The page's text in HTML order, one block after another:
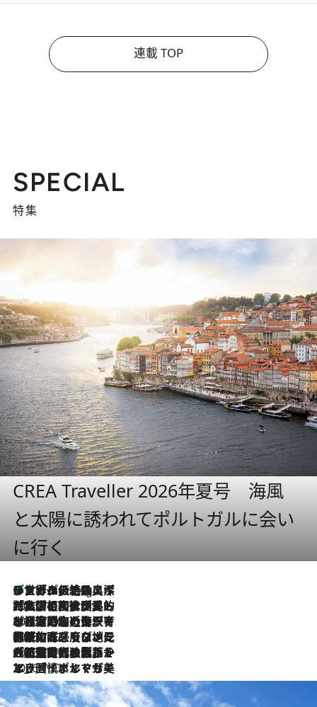
連載 TOP
SPECIAL
特集
CREA Traveller 2026年夏号 海風
と太陽に誘われてポルトガルに会い
に行く
11 Hours Ago
リスボンの絶品スイーツ「パステル・デ・ナタ」とは？ポルトガル伝統の奥深い世界へ
2026.7.27
「私の祖国はポルトガル語です」国民的詩人フェルナンド・ペソアと、彼が愛した文学の街を歩く
2026.7.26
ポルトガル近海が育む極上の海の幸。キリリと冷えた白ワインと愉しむ、シーフード専門店の贅沢
2026.7.22
伝統の味をモダンに昇華。高感度な地元客が集う、リスボンの最旬ガストロノミー
2026.7.21
大航海時代の栄華から、震災、独裁、そして革命へ。ポルトガル・首都リスボンの石畳に刻まれた「歴史の光と影」
2026.7.13
エッセイ・ヤマザキマリ「慎ましくも美しき国 ポルトガル」